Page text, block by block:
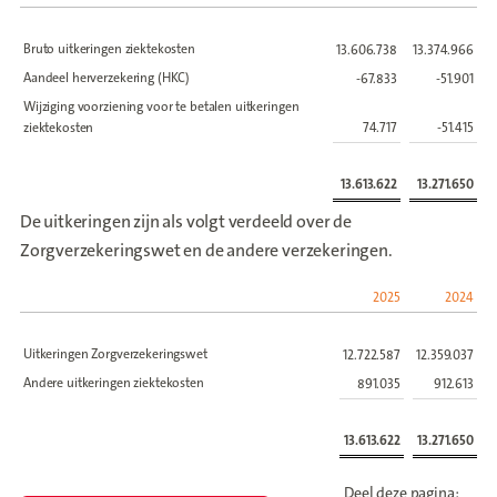
Bruto uitkeringen ziektekosten 13.606.738
13.374.966
Aandeel herverzekering (HKC)
-67.833
-51.901
Wijziging voorziening voor te betalen uitkeringen
ziektekosten
74.717 -51.415
13.613.622 13.271.650
De uitkeringen zijn als volgt verdeeld over de
Zorgverzekeringswet en de andere verzekeringen.
2025 2024
Uitkeringen Zorgverzekeringswet 12.722.587
12.359.037
Andere uitkeringen ziektekosten
891.035 912.613
13.613.622 13.271.650
Deel deze pagina: